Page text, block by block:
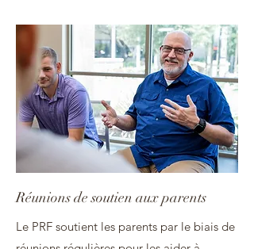
Réunions de soutien aux parents
Le PRF soutient les parents par le biais de